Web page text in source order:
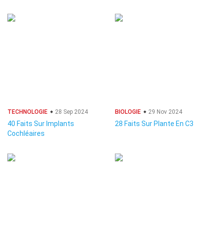
TECHNOLOGIE 28 Sep 2024
40 Faits Sur Implants
Cochléaires
BIOLOGIE 29 Nov 2024
28 Faits Sur Plante En C3